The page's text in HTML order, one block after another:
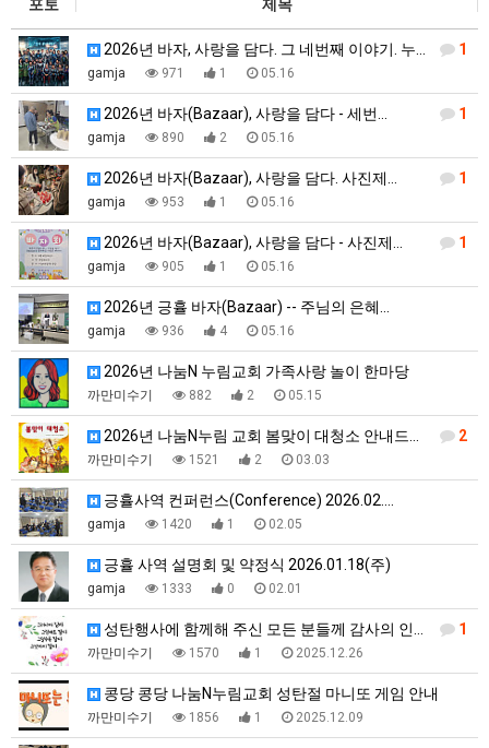
포토 제목
1
2026년 바자, 사랑을 담다. 그 네번째 이야기. 누…
gamja 971 1 05.16
1
2026년 바자(Bazaar), 사랑을 담다 - 세번…
gamja 890 2 05.16
1
2026년 바자(Bazaar), 사랑을 담다. 사진제…
gamja 953 1 05.16
1
2026년 바자(Bazaar), 사랑을 담다 - 사진제…
gamja 905 1 05.16
2026년 긍휼 바자(Bazaar) -- 주님의 은혜…
gamja 936 4 05.16
2026년 나눔N 누림교회 가족사랑 놀이 한마당
까만미수기 882 2 05.15
2
2026년 나눔N누림 교회 봄맞이 대청소 안내드립니다
까만미수기 1521 2 03.03
긍휼사역 컨퍼런스(Conference) 2026.02.…
gamja 1420 1 02.05
긍휼 사역 설명회 및 약정식 2026.01.18(주)
gamja 1333 0 02.01
1
성탄행사에 함께해 주신 모든 분들께 감사의 인사드립니다…
까만미수기 1570 1 2025.12.26
콩당 콩당 나눔N누림교회 성탄절 마니또 게임 안내
까만미수기 1856 1 2025.12.09